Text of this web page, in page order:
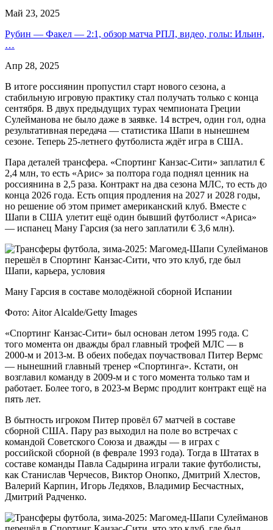
Май 23, 2025
Рубин — Факел — 2:1, обзор матча РПЛ, видео, голы: Ильин,
…
Апр 28, 2025
В итоге россиянин пропустил старт нового сезона, а
стабильную игровую практику стал получать только с конца
сентября. В двух предыдущих турах чемпионата Греции
Сулейманова не было даже в заявке. 14 встреч, один гол, одна
результативная передача — статистика Шапи в нынешнем
сезоне. Теперь 25-летнего футболиста ждёт игра в США.
Пара деталей трансфера. «Спортинг Канзас-Сити» заплатил €
2,4 млн, то есть «Арис» за полтора года поднял ценник на
россиянина в 2,5 раза. Контракт на два сезона МЛС, то есть до
конца 2026 года. Есть опция продления на 2027 и 2028 годы,
но решение об этом примет американский клуб. Вместе с
Шапи в США улетит ещё один бывший футболист «Ариса»
— испанец Ману Гарсия (за него заплатили € 3,6 млн).
Ману Гарсия в составе молодёжной сборной Испании
Фото: Aitor Alcalde/Getty Images
«Спортинг Канзас-Сити» был основан летом 1995 года. С
того момента он дважды брал главный трофей МЛС — в
2000-м и 2013-м. В обеих победах поучаствовал Питер Вермс
— нынешний главный тренер «Спортинга». Кстати, он
возглавил команду в 2009-м и с того момента только там и
работает. Более того, в 2023-м Вермс продлит контракт ещё на
пять лет.
В бытность игроком Питер провёл 67 матчей в составе
сборной США. Пару раз выходил на поле во встречах с
командой Советского Союза и дважды — в играх с
российской сборной (в феврале 1993 года). Тогда в Штатах в
составе команды Павла Садырина играли такие футболисты,
как Станислав Черчесов, Виктор Онопко, Дмитрий Хлестов,
Валерий Карпин, Игорь Ледяхов, Владимир Бесчастных,
Дмитрий Радченко.